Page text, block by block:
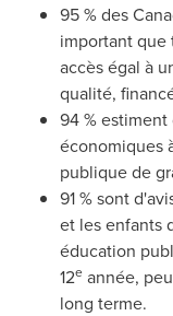
95 % des
important que
accès égal à
qualité,
94 %
économiques
publique de
91 % sont
et les enfants
éducation
12e année,
long terme.